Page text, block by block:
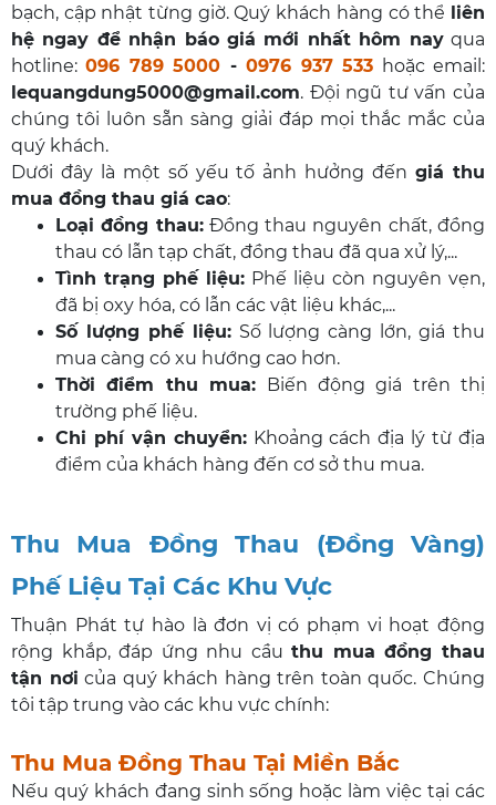
bạch, cập nhật từng giờ. Quý khách hàng có thể liên
hệ ngay để nhận báo giá mới nhất hôm nayqua
hotline:096 789 5000 -0976 937 533 hoặc email:
lequangdung5000@gmail.com. Đội ngũ tư vấn của
chúng tôi luôn sẵn sàng giải đáp mọi thắc mắc của
quý khách.
Dưới đây là một số yếu tố ảnh hưởng đếngiá thu
mua đồng thau giá cao:
Loại đồng thau:Đồng thau nguyên chất, đồng
thau có lẫn tạp chất, đồng thau đã qua xử lý,...
Tình trạng phế liệu: Phế liệu còn nguyên vẹn,
đã bị oxy hóa, có lẫn các vật liệu khác,...
Số lượng phế liệu:Số lượng càng lớn, giá thu
mua càng có xu hướng cao hơn.
Thời điểm thu mua: Biến động giá trên thị
trường phế liệu.
Chi phí vận chuyển:Khoảng cách địa lý từ địa
điểm của khách hàng đến cơ sở thu mua.
Thu Mua Đồng Thau (Đồng Vàng)
Phế Liệu Tại Các Khu Vực
Thuận Phát tự hào là đơn vị có phạm vi hoạt động
rộng khắp, đáp ứng nhu cầuthu mua đồng thau
tận nơi của quý khách hàng trên toàn quốc. Chúng
tôi tập trung vào các khu vực chính:
Thu Mua Đồng Thau Tại Miền Bắc
Nếu quý khách đang sinh sống hoặc làm việc tại các